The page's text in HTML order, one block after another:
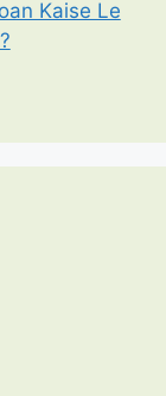
Kaise Le